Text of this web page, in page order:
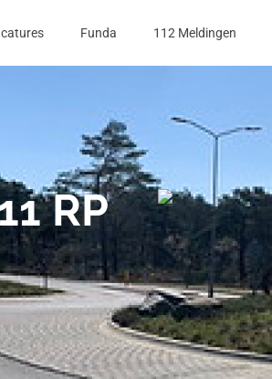
Funda 112 Meldingen
RP